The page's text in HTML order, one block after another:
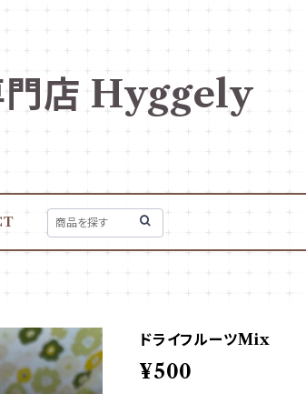
門店 Hyggely
ドライフルーツMix
¥500